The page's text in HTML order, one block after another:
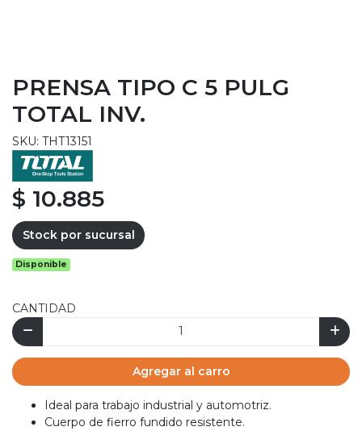
PRENSA TIPO C 5 PULG
TOTAL INV.
SKU: THT13151
$ 10.885
Stock por sucursal
Disponible
CANTIDAD
Agregar al carro
Ideal para trabajo industrial y automotriz.
Cuerpo de fierro fundido resistente.